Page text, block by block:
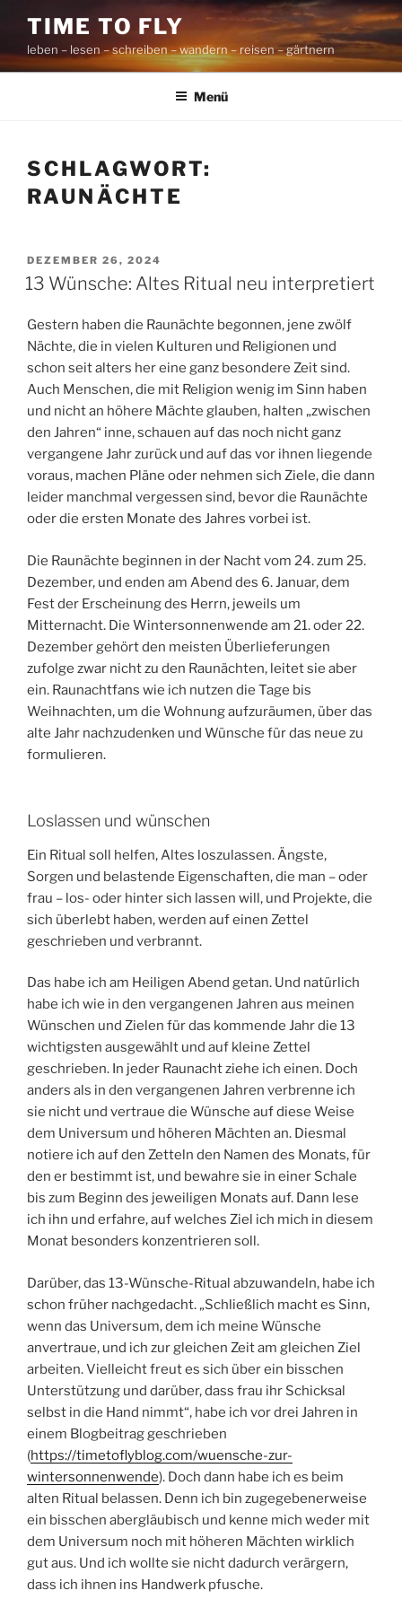
Inhalt
springen
TIME TO FLY
leben – lesen – schreiben – wandern – reisen – gärtnern
Menü
SCHLAGWORT:
RAUNÄCHTE
VERÖFFENTLICHT
AM
DEZEMBER 26, 2024
13 Wünsche: Altes Ritual neu interpretiert
Gestern haben die Raunächte begonnen, jene zwölf
Nächte, die in vielen Kulturen und Religionen und
schon seit alters her eine ganz besondere Zeit sind.
Auch Menschen, die mit Religion wenig im Sinn haben
und nicht an höhere Mächte glauben, halten „zwischen
den Jahren“ inne, schauen auf das noch nicht ganz
vergangene Jahr zurück und auf das vor ihnen liegende
voraus, machen Pläne oder nehmen sich Ziele, die dann
leider manchmal vergessen sind, bevor die Raunächte
oder die ersten Monate des Jahres vorbei ist.
Die Raunächte beginnen in der Nacht vom 24. zum 25.
Dezember, und enden am Abend des 6. Januar, dem
Fest der Erscheinung des Herrn, jeweils um
Mitternacht. Die Wintersonnenwende am 21. oder 22.
Dezember gehört den meisten Überlieferungen
zufolge zwar nicht zu den Raunächten, leitet sie aber
ein. Raunachtfans wie ich nutzen die Tage bis
Weihnachten, um die Wohnung aufzuräumen, über das
alte Jahr nachzudenken und Wünsche für das neue zu
formulieren.
Loslassen und wünschen
Ein Ritual soll helfen, Altes loszulassen. Ängste,
Sorgen und belastende Eigenschaften, die man – oder
frau – los- oder hinter sich lassen will, und Projekte, die
sich überlebt haben, werden auf einen Zettel
geschrieben und verbrannt.
Das habe ich am Heiligen Abend getan. Und natürlich
habe ich wie in den vergangenen Jahren aus meinen
Wünschen und Zielen für das kommende Jahr die 13
wichtigsten ausgewählt und auf kleine Zettel
geschrieben. In jeder Raunacht ziehe ich einen. Doch
anders als in den vergangenen Jahren verbrenne ich
sie nicht und vertraue die Wünsche auf diese Weise
dem Universum und höheren Mächten an. Diesmal
notiere ich auf den Zetteln den Namen des Monats, für
den er bestimmt ist, und bewahre sie in einer Schale
bis zum Beginn des jeweiligen Monats auf. Dann lese
ich ihn und erfahre, auf welches Ziel ich mich in diesem
Monat besonders konzentrieren soll.
Darüber, das 13-Wünsche-Ritual abzuwandeln, habe ich
schon früher nachgedacht. „Schließlich macht es Sinn,
wenn das Universum, dem ich meine Wünsche
anvertraue, und ich zur gleichen Zeit am gleichen Ziel
arbeiten. Vielleicht freut es sich über ein bisschen
Unterstützung und darüber, dass frau ihr Schicksal
selbst in die Hand nimmt“, habe ich vor drei Jahren in
einem Blogbeitrag geschrieben
(https://timetoflyblog.com/wuensche-zur-
wintersonnenwende). Doch dann habe ich es beim
alten Ritual belassen. Denn ich bin zugegebenerweise
ein bisschen abergläubisch und kenne mich weder mit
dem Universum noch mit höheren Mächten wirklich
gut aus. Und ich wollte sie nicht dadurch verärgern,
dass ich ihnen ins Handwerk pfusche.